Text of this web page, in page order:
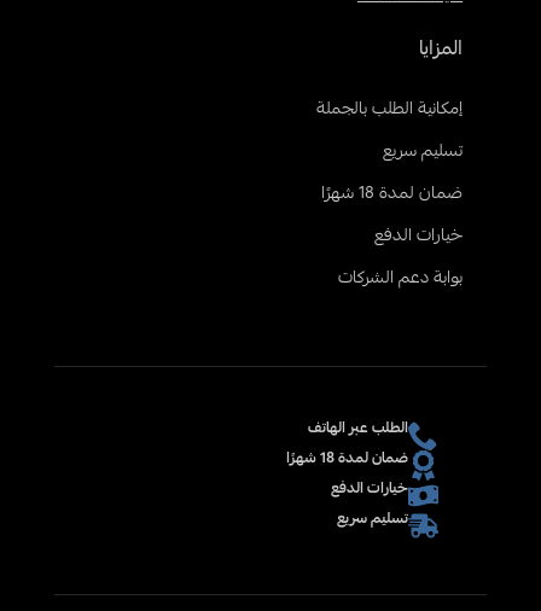
المزايا
إمكانية الطلب بالجملة
تسليم سريع
ضمان لمدة 18 شهرًا
خيارات الدفع
بوابة دعم الشركات
الطلب عبر الهاتف
ضمان لمدة 18 شهرًا
خيارات الدفع
تسليم سريع